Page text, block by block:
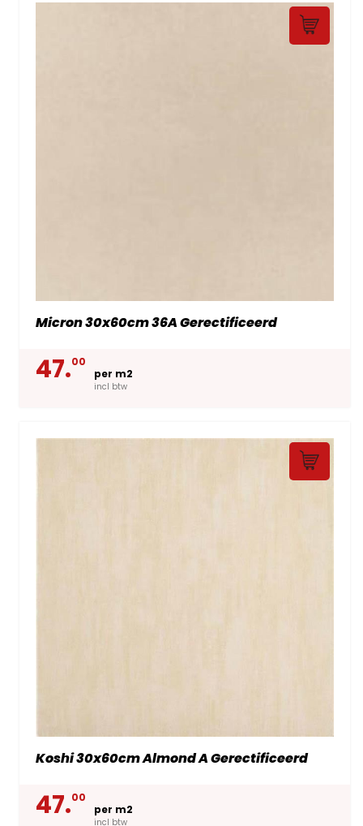
Micron 30x60cm 36A Gerectificeerd
47.00
per m2
incl btw
Koshi 30x60cm Almond A Gerectificeerd
47.00
per m2
incl btw